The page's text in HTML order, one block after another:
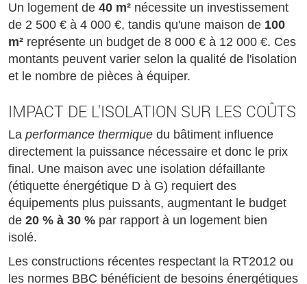
Un logement de 40 m² nécessite un investissement
de 2 500 € à 4 000 €, tandis qu'une maison de 100
m² représente un budget de 8 000 € à 12 000 €. Ces
montants peuvent varier selon la qualité de l'isolation
et le nombre de pièces à équiper.
IMPACT DE L'ISOLATION SUR LES COÛTS
La performance thermique du bâtiment influence
directement la puissance nécessaire et donc le prix
final. Une maison avec une isolation défaillante
(étiquette énergétique D à G) requiert des
équipements plus puissants, augmentant le budget
de 20 % à 30 % par rapport à un logement bien
isolé.
Les constructions récentes respectant la RT2012 ou
les normes BBC bénéficient de besoins énergétiques